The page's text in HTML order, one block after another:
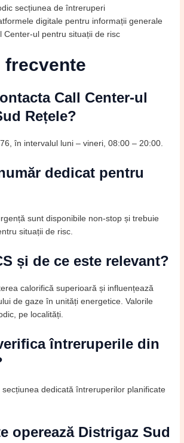
secțiunea de întreruperi
digitale pentru informații generale
Center-ul pentru situații de risc
frecvente
Call Center-ul
Rețele?
în intervalul luni – vineri, 08:00 – 20:00.
dedicat pentru
sunt disponibile non-stop și trebuie
situații de risc.
și de ce este relevant?
calorifică superioară și influențează
de gaze în unități energetice. Valorile
pe localități.
întreruperile din
secțiunea dedicată întreruperilor planificate
operează Distrigaz Sud